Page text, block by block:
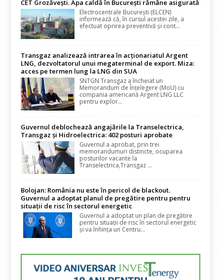
CET Grozăvești. Apa caldă în București rămâne asigurată
Electrocentrale București (ELCEN)
informează că, în cursul acestei zile, a
efectuat oprirea preventivă și cont...
Transgaz analizează intrarea în acționariatul Argent
LNG, dezvoltatorul unui megaterminal de export. Miza:
acces pe termen lung la LNG din SUA
SNTGN Transgaz a încheiat un
Memorandum de Înțelegere (MoU) cu
compania americană Argent LNG LLC
pentru explor...
Guvernul deblochează angajările la Transelectrica,
Transgaz și Hidroelectrica: 402 posturi aprobate
Guvernul a aprobat, prin trei
memorandumuri distincte, ocuparea
posturilor vacante la
Transelectrica,Transgaz ...
Bolojan: România nu este în pericol de blackout.
Guvernul a adoptat planul de pregătire pentru pentru
situații de risc în sectorul energetic
Guvernul a adoptat un plan de pregătire
pentru situații de risc în sectorul energetic
și va înființa un Centru...